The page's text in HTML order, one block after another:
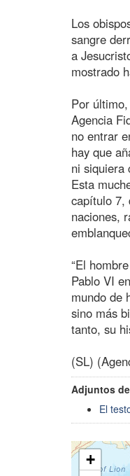
Los
sangre
a
mostrado
Por
Agencia
no entrar
hay que
ni siquiera
Esta
capítulo 7,
naciones,
“El
Pablo VI
mundo de
sino más
tanto, su
(SL)
Adjuntos
El
+